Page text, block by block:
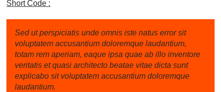
Short Code :
Sed ut perspiciatis unde omnis iste natus error sit
voluptatem accusantium doloremque laudantium,
totam rem aperiam, eaque ipsa quae ab illo inventore
veritatis et quasi architecto beatae vitae dicta sunt
explicabo sit voluptatem accusantium doloremque
laudantium.